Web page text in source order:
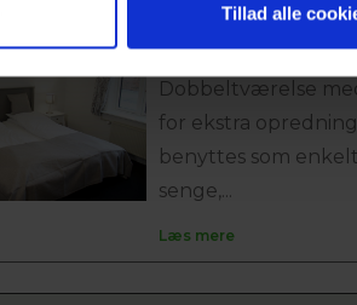
Tillad alle
Dobbeltværelse
for ekstra
benyttes som
senge,...
Læs mere